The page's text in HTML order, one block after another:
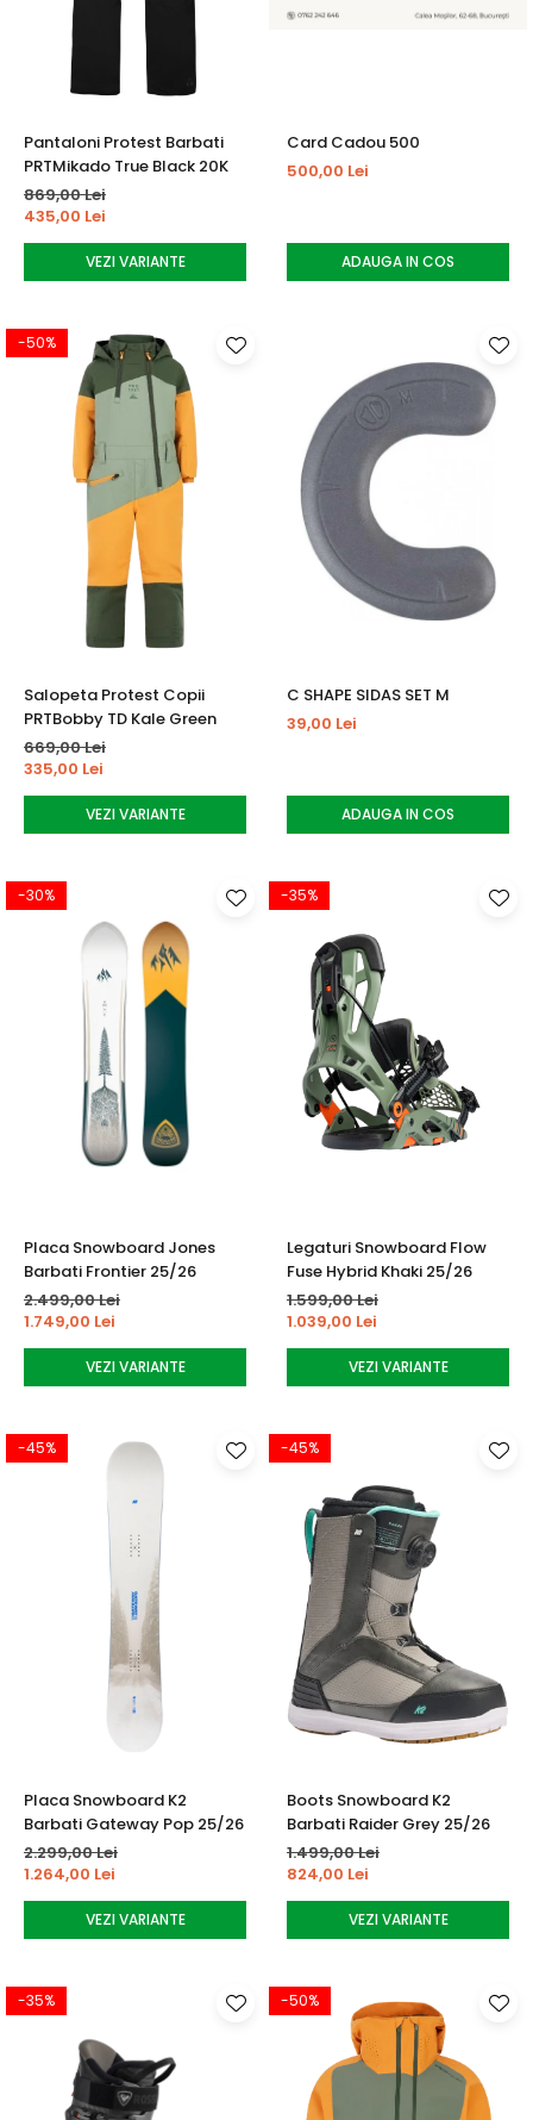
Pantaloni outdoor
Sosete Outdoor
Sepci
Bustiere
Underwear
Pantaloni Protest Barbati
PRTMikado True Black 20K
869,00 Lei
435,00 Lei
VEZI VARIANTE
Card Cadou 500
500,00 Lei
ADAUGA IN COS
-50%
Salopeta Protest Copii
PRTBobby TD Kale Green
669,00 Lei
335,00 Lei
VEZI VARIANTE
C SHAPE SIDAS SET M
39,00 Lei
ADAUGA IN COS
-30%
Placa Snowboard Jones
Barbati Frontier 25/26
2.499,00 Lei
1.749,00 Lei
VEZI VARIANTE
-35%
Legaturi Snowboard Flow
Fuse Hybrid Khaki 25/26
1.599,00 Lei
1.039,00 Lei
VEZI VARIANTE
-45%
Placa Snowboard K2
Barbati Gateway Pop 25/26
2.299,00 Lei
1.264,00 Lei
VEZI VARIANTE
-45%
Boots Snowboard K2
Barbati Raider Grey 25/26
1.499,00 Lei
824,00 Lei
VEZI VARIANTE
-35% -50%